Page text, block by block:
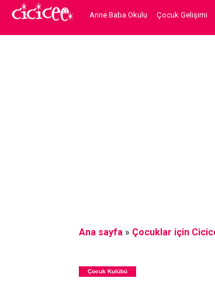
Anne Baba Okulu Çocuk Gelişimi
Ana sayfa» Çocuklar için
Çocuk Kulübü